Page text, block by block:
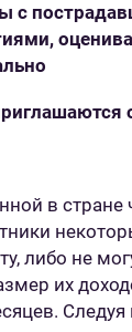
с
в стране
либо не
их
Следуя